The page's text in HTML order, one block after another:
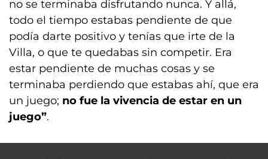
no se terminaba disfrutando nunca. Y allá,
todo el tiempo estabas pendiente de que
podía darte positivo y tenías que irte de la
Villa, o que te quedabas sin competir. Era
estar pendiente de muchas cosas y se
terminaba perdiendo que estabas ahí, que era
un juego; no fue la vivencia de estar en un
juego”.